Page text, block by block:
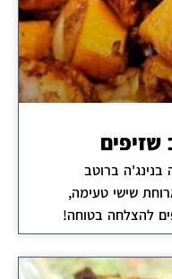
שזיפים
בנינג'ה ברוטב
שישי טעימה,
להצלחה בטוחה!